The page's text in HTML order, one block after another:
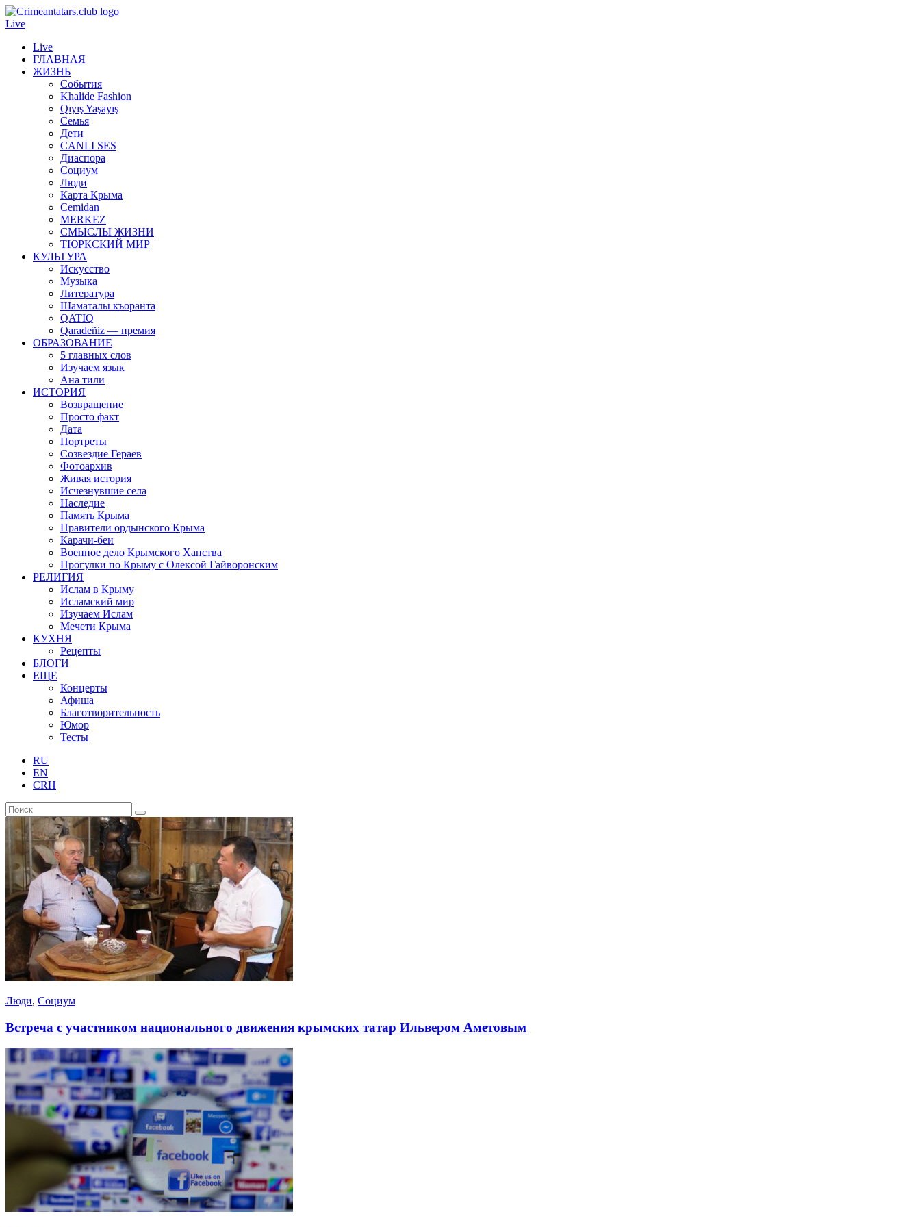
Live
Live
ГЛАВНАЯ
ЖИЗНЬ
События
Khalide Fashion
Qıyış Yaşayış
Семья
Дети
CANLI SES
Диаспора
Социум
Люди
Карта Крыма
Cemidan
МERKEZ
СМЫСЛЫ ЖИЗНИ
ТЮРКСКИЙ МИР
КУЛЬТУРА
Искусство
Музыка
Литература
Шаматалы къоранта
QATIQ
Qaradeñiz — премия
ОБРАЗОВАНИЕ
5 главных слов
Изучаем язык
Ана тили
ИСТОРИЯ
Возвращение
Просто факт
Дата
Портреты
Созвездие Гераев
Фотоархив
Живая история
Исчезнувшие села
Наследие
Память Крыма
Правители ордынского Крыма
Карачи-беи
Военное дело Крымского Ханства
Прогулки по Крыму с Олексой Гайворонским
РЕЛИГИЯ
Ислам в Крыму
Исламский мир
Изучаем Ислам
Мечети Крыма
КУХНЯ
Рецепты
БЛОГИ
ЕЩЕ
Концерты
Афиша
Благотворительность
Юмор
Тесты
RU
EN
CRH
Люди, Социум
Встреча с участником национального движения крымских татар Ильвером Аметовым